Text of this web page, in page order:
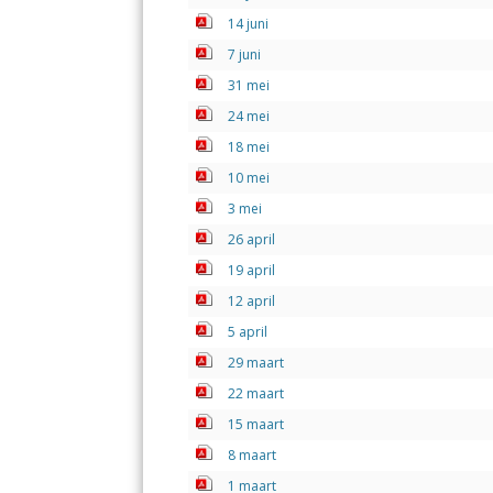
14 juni
7 juni
31 mei
24 mei
18 mei
10 mei
3 mei
26 april
19 april
12 april
5 april
29 maart
22 maart
15 maart
8 maart
1 maart